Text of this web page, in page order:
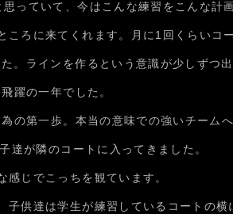
っていて、今はこんな練習をこんな
ろに来てくれます。月に1回くらいコ
。ラインを作るという意識が少しずつ
躍の一年でした。
の第一歩。本当の意味での強いチーム
達が隣のコートに入ってきました。
じでこっちを観ています。
供達は学生が練習しているコートの横